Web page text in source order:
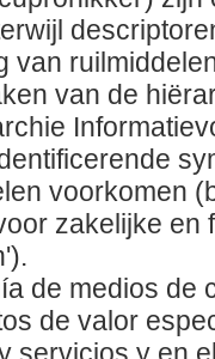
van
van de
voorkomen
zakelijke en
de medios de
de valor